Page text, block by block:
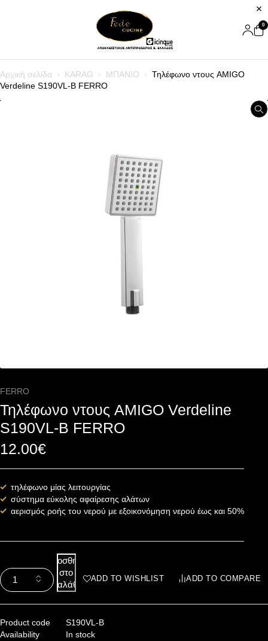
0
Αρχική σελίδα KARAG ΜΠΑΝΙΟ
Τηλέφωνο ντους AMIGO
Verdeline S190VL-B FERRO
FERRO
Τηλέφωνο ντους AMIGO Verdeline
S190VL-B FERRO
12.00€
τηλέφωνο μίας λειτουργίας
σύστημα εύκολης αφαίρεσης αλάτων
αερισμός ροής του νερού με εξοικονόμηση νερού έως και 50%
Προσθήκη
στο
καλάθι
ADD TO WISHLIST ADD TO COMPARE
Product code
S190VL-B
Availability
In stock